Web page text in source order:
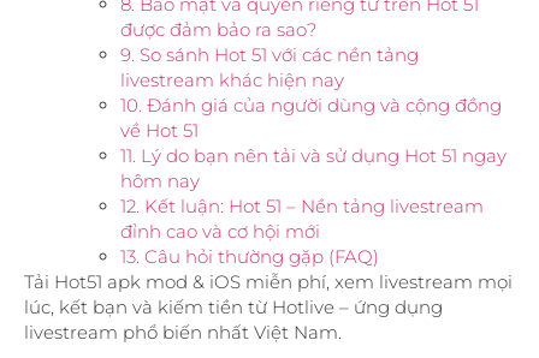
được đảm bảo ra sao?
9. So sánh Hot 51 với các nền tảng
livestream khác hiện nay
10. Đánh giá của người dùng và cộng đồng
về Hot 51
11. Lý do bạn nên tải và sử dụng Hot 51 ngay
hôm nay
12. Kết luận: Hot 51 – Nền tảng livestream
đỉnh cao và cơ hội mới
13. Câu hỏi thường gặp (FAQ)
Tải Hot51 apk mod & iOS miễn phí, xem livestream mọi
lúc, kết bạn và kiếm tiền từ Hotlive – ứng dụng
livestream phổ biến nhất Việt Nam.